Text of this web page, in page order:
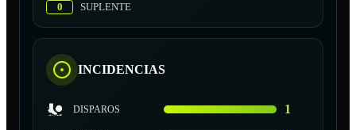
0
SUPLENTE
INCIDENCIAS
DISPAROS 1